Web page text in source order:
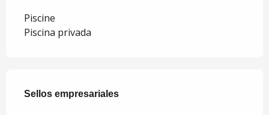
Piscine
Piscina privada
Sellos empresariales
Sellos empresariales